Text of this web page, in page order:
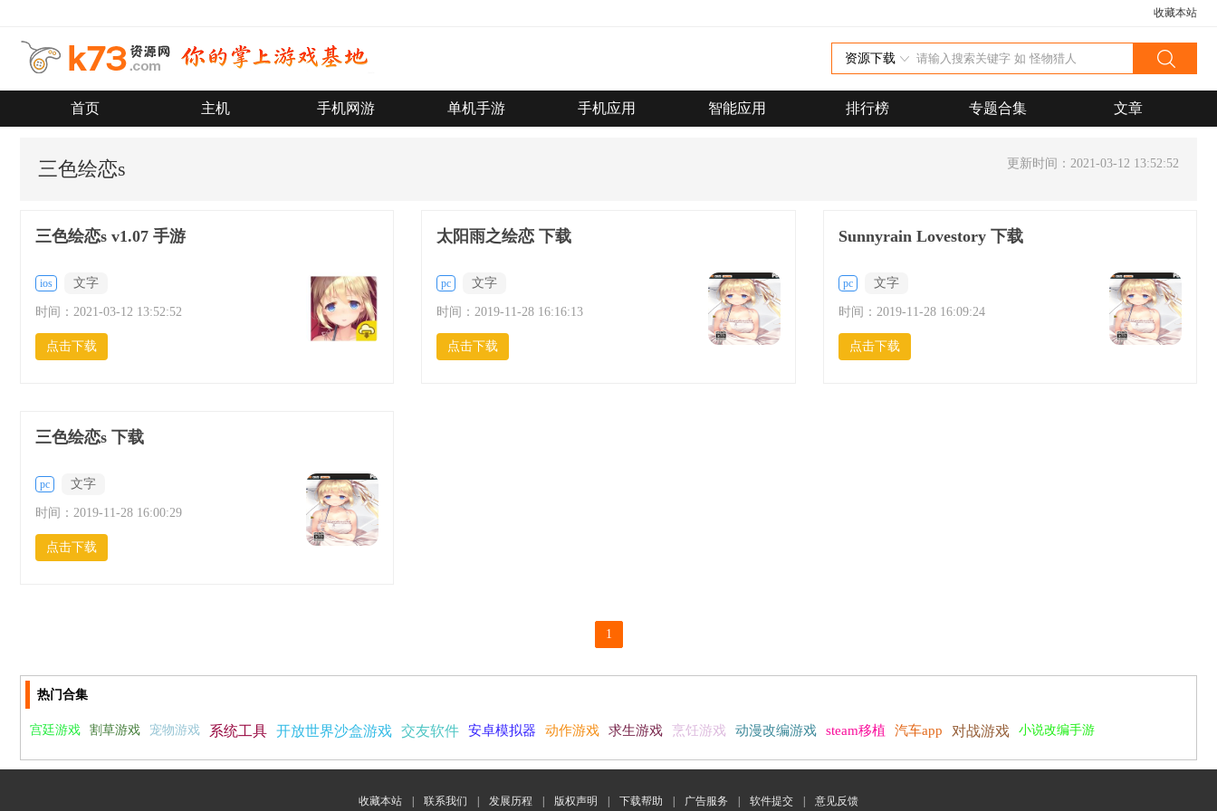
收藏本站
资源下载
首页 主机 手机网游 单机手游 手机应用 智能应用 排行榜 专题合集 文章
三色绘恋s 更新时间：2021-03-12 13:52:52
三色绘恋s v1.07 手游
ios 文字
时间： 2021-03-12 13:52:52
点击下载
太阳雨之绘恋 下载
pc 文字
时间：2019-11-28 16:16:13
点击下载
Sunnyrain Lovestory 下载
pc 文字
时间： 2019-11-28 16:09:24
点击下载
三色绘恋s 下载
pc 文字
时间： 2019-11-28 16:00:29
点击下载
1
热门合集
宫廷游戏 割草游戏 宠物游戏 系统工具 开放世界沙盒游戏 交友软件 安卓模拟器 动作游戏 求生游戏 烹饪游戏 动漫改编游戏 steam移植 汽车app 对战游戏 小说改编手游
收藏本站 联系我们 发展历程 版权声明 下载帮助 广告服务 软件提交 意见反馈